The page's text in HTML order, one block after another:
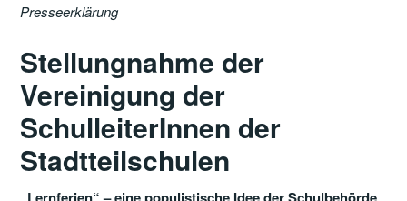
Presseerklärung
Stellungnahme der
Vereinigung der
SchulleiterInnen der
Stadtteilschulen